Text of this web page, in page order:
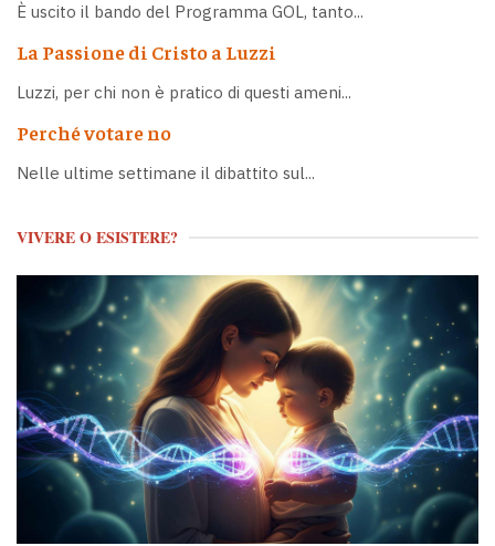
È uscito il bando del Programma GOL, tanto...
La Passione di Cristo a Luzzi
Luzzi, per chi non è pratico di questi ameni...
Perché votare no
Nelle ultime settimane il dibattito sul...
VIVERE O ESISTERE?